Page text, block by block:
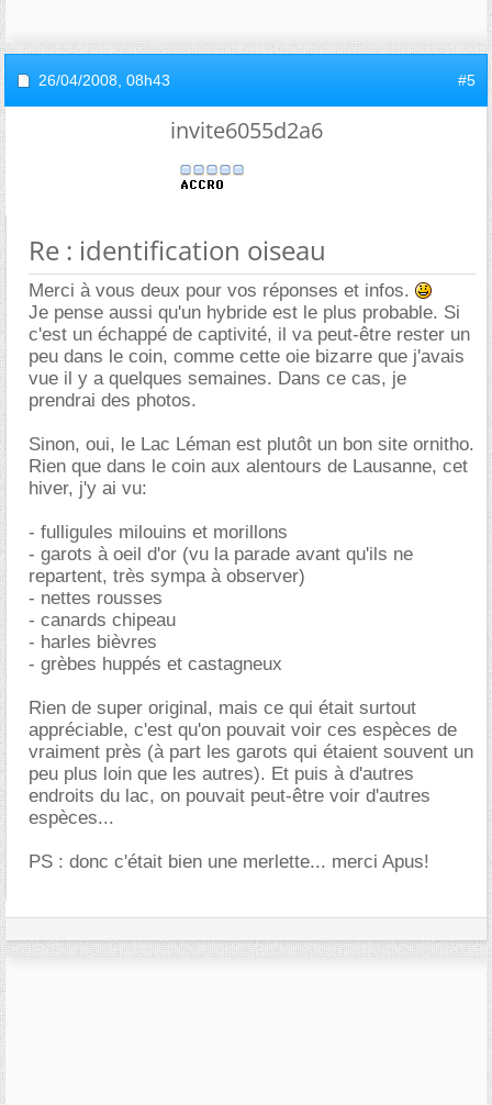
26/04/2008, 08h43 #5
invite6055d2a6
Re : identification oiseau
Merci à vous deux pour vos réponses et infos.
Je pense aussi qu'un hybride est le plus probable. Si
c'est un échappé de captivité, il va peut-être rester un
peu dans le coin, comme cette oie bizarre que j'avais
vue il y a quelques semaines. Dans ce cas, je
prendrai des photos.
Sinon, oui, le Lac Léman est plutôt un bon site ornitho.
Rien que dans le coin aux alentours de Lausanne, cet
hiver, j'y ai vu:
- fulligules milouins et morillons
- garots à oeil d'or (vu la parade avant qu'ils ne
repartent, très sympa à observer)
- nettes rousses
- canards chipeau
- harles bièvres
- grèbes huppés et castagneux
Rien de super original, mais ce qui était surtout
appréciable, c'est qu'on pouvait voir ces espèces de
vraiment près (à part les garots qui étaient souvent un
peu plus loin que les autres). Et puis à d'autres
endroits du lac, on pouvait peut-être voir d'autres
espèces...
PS : donc c'était bien une merlette... merci Apus!